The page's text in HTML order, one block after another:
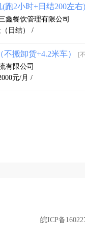
(跑2小时+日结200左右)
鑫餐饮管理有限公司
日结） /
不搬卸货+4.2米车） [
有限公司
元/月 /
皖ICP备